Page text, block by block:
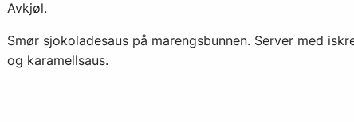
Avkjøl.
Smør sjokoladesaus på marengsbunnen. Server med
og karamellsaus.